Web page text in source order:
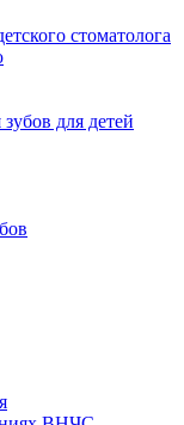
стоматолога
для детей